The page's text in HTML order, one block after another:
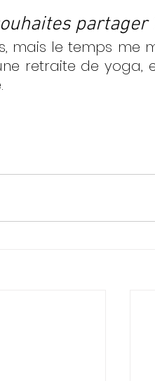
partager
mais le temps me
retraite de yoga,